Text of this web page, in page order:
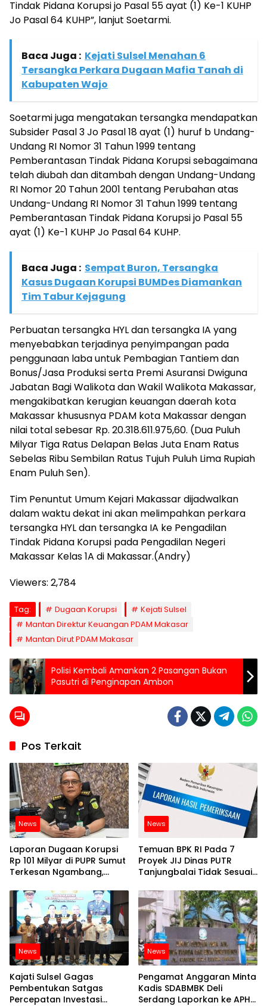
Tindak Pidana Korupsi jo Pasal 55 ayat (1) Ke-1 KUHP
Jo Pasal 64 KUHP”, lanjut Soetarmi.
Baca Juga : Kejati Sulsel Menahan 6
Tersangka Perkara Dugaan Mafia Tanah di
Kabupaten Wajo
Soetarmi juga mengatakan tersangka mendapatkan
Subsider Pasal 3 Jo Pasal 18 ayat (1) huruf b Undang-
Undang RI Nomor 31 Tahun 1999 tentang
Pemberantasan Tindak Pidana Korupsi sebagaimana
telah diubah dan ditambah dengan Undang-Undang
RI Nomor 20 Tahun 2001 tentang Perubahan atas
Undang-Undang RI Nomor 31 Tahun 1999 tentang
Pemberantasan Tindak Pidana Korupsi jo Pasal 55
ayat (1) Ke-1 KUHP Jo Pasal 64 KUHP.
Baca Juga : Sempat Buron, Tersangka
Kasus Dugaan Korupsi BUMDes Diamankan
Tim Tabur Kejagung
Perbuatan tersangka HYL dan tersangka IA yang
menyebabkan terjadinya penyimpangan pada
penggunaan laba untuk Pembagian Tantiem dan
Bonus/Jasa Produksi serta Premi Asuransi Dwiguna
Jabatan Bagi Walikota dan Wakil Walikota Makassar,
mengakibatkan kerugian keuangan daerah kota
Makassar khususnya PDAM kota Makassar dengan
nilai total sebesar Rp. 20.318.611.975,60. (Dua Puluh
Milyar Tiga Ratus Delapan Belas Juta Enam Ratus
Sebelas Ribu Sembilan Ratus Tujuh Puluh Lima Rupiah
Enam Puluh Sen).
Tim Penuntut Umum Kejari Makassar dijadwalkan
dalam waktu dekat ini akan melimpahkan perkara
tersangka HYL dan tersangka IA ke Pengadilan
Tindak Pidana Korupsi pada Pengadilan Negeri
Makassar Kelas 1A di Makassar.(Andry)
Viewers: 2,784
Tag: Dugaan Korupsi
Kejati Sulsel
Mantan Direktur Keuangan PDAM Makasar
Mantan Dirut PDAM Makasar
Polisi Kembali Amankan 2 Pasangan Bukan
Pasutri di Penginapan Ambon
Pos Terkait
News
Laporan Dugaan Korupsi
Rp 101 Milyar di PUPR Sumut
Terkesan Ngambang,
Dipertanyakan
News
Temuan BPK RI Pada 7
Proyek JIJ Dinas PUTR
Tanjungbalai Tidak Sesuai
Kabid Bungkam
News
Kajati Sulsel Gagas
Pembentukan Satgas
Percepatan Investasi
News
Pengamat Anggaran Minta
Kadis SDABMBK Deli
Serdang Laporkan ke APH